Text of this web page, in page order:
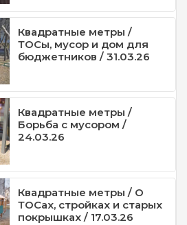
Квадратные метры /
ТОСы, мусор и дом для
бюджетников / 31.03.26
Квадратные метры /
Борьба с мусором /
24.03.26
Квадратные метры / О
ТОСах, стройках и старых
покрышках / 17.03.26